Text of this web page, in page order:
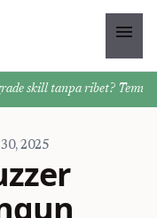
menu
skill tanpa ribet?
2025